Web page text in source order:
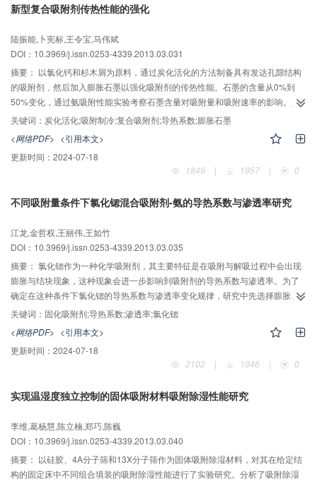
的循环性能系数，且在较高温度条件下优于传统溴化锂-水的性能系数。然而该
破，应着重筛选低温区蒸汽压特性优良的水溶性离子液体。
新型复合吸附剂传热性能的强化
陆振能,卜宪标,王令宝,马伟斌
DOI：10.3969/j.issn.0253-4339.2013.03.031
摘要： 以氯化钙和杉木屑为原料，通过炭化活化的方法制备具有发达孔隙结构
的吸附剂，然后加入膨胀石墨以强化吸附剂的传热性能。石墨的含量从0%到
50%变化，通过氨吸附性能实验考察石墨含量对吸附量和吸附速率的影响。实
验结果表明，在四个小时内，复合吸附剂对氨气的吸附量随着膨胀石墨含量的
增加而减小，吸附速率随膨胀石墨含量的增加先增加后减小，而导热系数随膨
胀石墨含量的增加单调的增加。对吸附制冷而言，膨胀石墨含量为30%的复合
吸附剂具有最佳性能，其导热系数达到0.193W/(m?K)，吸附时间为15 min时对
关键词： 炭化活化;吸附制冷;复合吸附剂;导热系数;膨胀石墨
<网络PDF> <引用本文>
更新时间： 2024-07-18
1849
| 1957 | 0
不同吸附量条件下氯化锶混合吸附剂-氨的导热系数与渗透率研究
江龙,金哲权,王丽伟,王如竹
DOI：10.3969/j.issn.0253-4339.2013.03.035
摘要： 氯化锶作为一种化学吸附剂，其主要特征是在吸附与解吸过程中会出现
膨胀与结块现象，这种现象会进一步影响到吸附剂的导热系数与渗透率。为了
确定在这种条件下氯化锶的导热系数与渗透率变化规律，研究中先选择膨胀石
墨为基质对氯化锶进行了传热强化。即按照3种不同比例、2种不同固化密度配
制了氯化锶/膨胀石墨固化混合吸附剂，然后在不同吸附量的条件下采用稳态法
以及Ergun模型原理对样品进行了导热系数和渗透率测试。测试结果表明，随着
制冷剂含量的升高，氯化锶化学吸附剂导热系数值增加幅度偏大。当配制比例
为83%，固化密度为450 kg/m3时，其导热系数可从0.88W/(m?K)最高上升至
降。
关键词： 固化吸附剂;导热系数;渗透率;氯化锶
<网络PDF> <引用本文>
更新时间： 2024-07-18
2102
| 1946 | 0
实现温湿度独立控制的固体吸附材料吸附除湿性能研究
李维,葛杨慧,陈立楠,郑巧,陈巍
DOI：10.3969/j.issn.0253-4339.2013.03.040
摘要： 以硅胶、4A分子筛和13X分子筛作为固体吸附除湿材料，对其在给定结
构的固定床中不同组合填装的吸附除湿性能进行了实验研究。分析了吸附除湿